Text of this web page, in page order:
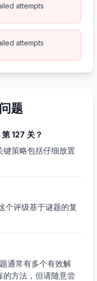
attempts
attempts
题
127 关？
策略包括仔细放置
个评级基于谜题的复
通常有多个有效解
方法，但请随意尝